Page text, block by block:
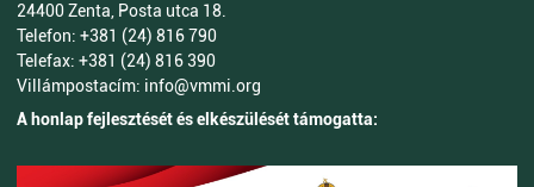
24400 Zenta, Posta utca 18.
Telefon: +381 (24) 816 790
Telefax: +381 (24) 816 390
Villámpostacím: info@vmmi.org
A honlap fejlesztését és elkészülését támogatta: